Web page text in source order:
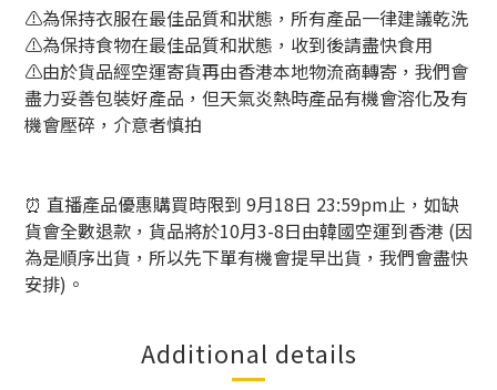
⚠️為保持衣服在最佳品質和狀態，所有產品一律建議乾洗
⚠️為保持食物在最佳品質和狀態，收到後請盡快食用
⚠️由於貨品經空運寄貨再由香港本地物流商轉寄，我們會
盡力妥善包裝好產品，但天氣炎熱時產品有機會溶化及有
機會壓碎，介意者慎拍
⏰ 直播產品優惠購買時限到 9月18日 23:59pm止，如缺
貨會全數退款，貨品將於10月3-8日由韓國空運到香港 (因
為是順序出貨，所以先下單有機會提早出貨，我們會盡快
安排) 。
Additional details